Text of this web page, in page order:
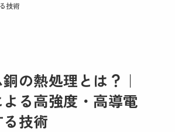
技術
の熱処理とは？｜
る高強度・高導電
技術